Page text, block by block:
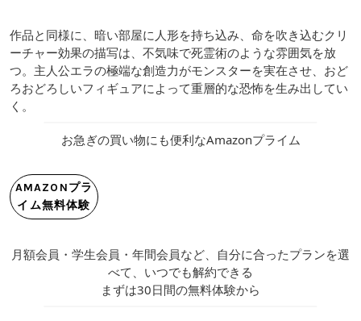
作品と同様に、暗い部屋に人形を持ち込み、命を吹き込むクリ
ーチャー効果の描写は、不気味で死霊術のような雰囲気を放
つ。主人公エラの極端な創造力がモンスターを実在させ、おど
ろおどろしいフィギュアによって重層的な恐怖を生み出してい
く。
お急ぎの買い物にも便利なAmazonプライム
AMAZONプラ
イム無料体験
月額会員・学生会員・年間会員など、自分に合ったプランを選
べて、いつでも解約できる
まずは30日間の無料体験から